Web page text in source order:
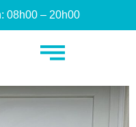
08h00 – 20h00